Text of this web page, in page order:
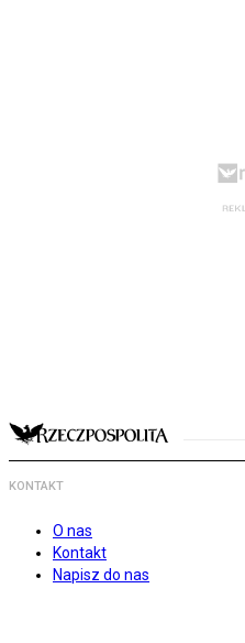
KONTAKT
O nas
Kontakt
Napisz do nas